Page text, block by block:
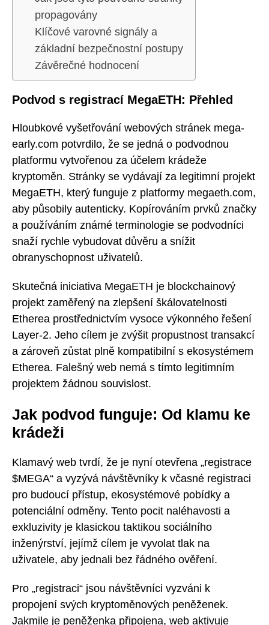
propagovány
Klíčové varovné signály a
základní bezpečnostní postupy
Závěrečné hodnocení
Podvod s registrací MegaETH: Přehled
Hloubkové vyšetřování webových stránek mega-
early.com potvrdilo, že se jedná o podvodnou
platformu vytvořenou za účelem krádeže
kryptoměn. Stránky se vydávají za legitimní projekt
MegaETH, který funguje z platformy megaeth.com,
aby působily autenticky. Kopírováním prvků značky
a používáním známé terminologie se podvodníci
snaží rychle vybudovat důvěru a snížit
obranyschopnost uživatelů.
Skutečná iniciativa MegaETH je blockchainový
projekt zaměřený na zlepšení škálovatelnosti
Etherea prostřednictvím vysoce výkonného řešení
Layer-2. Jeho cílem je zvýšit propustnost transakcí
a zároveň zůstat plně kompatibilní s ekosystémem
Etherea. Falešný web nemá s tímto legitimním
projektem žádnou souvislost.
Jak podvod funguje: Od klamu ke
krádeži
Klamavý web tvrdí, že je nyní otevřena „registrace
$MEGA“ a vyzývá návštěvníky k včasné registraci
pro budoucí přístup, ekosystémové pobídky a
potenciální odměny. Tento pocit naléhavosti a
exkluzivity je klasickou taktikou sociálního
inženýrství, jejímž cílem je vyvolat tlak na
uživatele, aby jednali bez řádného ověření.
Pro „registraci“ jsou návštěvníci vyzváni k
propojení svých kryptoměnových peněženek.
Jakmile je peněženka připojena, web aktivuje